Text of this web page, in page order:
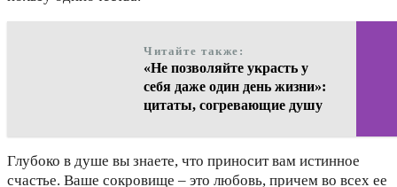
Читайте также:
«Не позволяйте украсть у
себя даже один день жизни»:
цитаты, согревающие душу
Глубоко в душе вы знаете, что приносит вам истинное
счастье. Ваше сокровище – это любовь, причем во всех ее